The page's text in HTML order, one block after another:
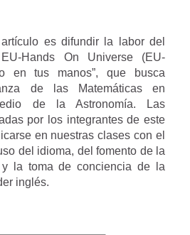
es difundir la labor del
Hands On Universe (EU-
en tus manos”, que busca
de las Matemáticas en
de la Astronomía. Las
por los integrantes de este
en nuestras clases con el
del idioma, del fomento de la
y la toma de conciencia de la
inglés.